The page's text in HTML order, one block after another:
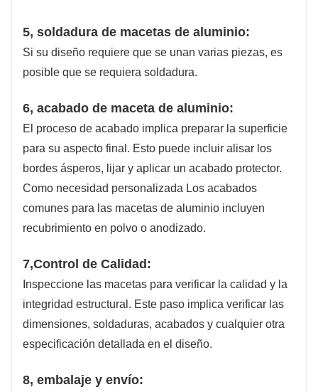
5, soldadura de macetas de aluminio:
Si su diseño requiere que se unan varias piezas, es
posible que se requiera soldadura.
6, acabado de maceta de aluminio:
El proceso de acabado implica preparar la superficie
para su aspecto final. Esto puede incluir alisar los
bordes ásperos, lijar y aplicar un acabado protector.
Como necesidad personalizada Los acabados
comunes para las macetas de aluminio incluyen
recubrimiento en polvo o anodizado.
7,Control de Calidad:
Inspeccione las macetas para verificar la calidad y la
integridad estructural. Este paso implica verificar las
dimensiones, soldaduras, acabados y cualquier otra
especificación detallada en el diseño.
8, embalaje y envío: